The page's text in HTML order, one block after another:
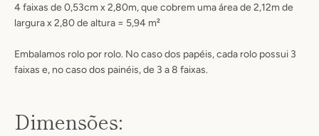
4 faixas de 0,53cm x 2,80m, que cobrem uma área de 2,12m de
largura x 2,80 de altura = 5,94 m²
Embalamos rolo por rolo. No caso dos papéis, cada rolo possui 3
faixas e, no caso dos painéis, de 3 a 8 faixas.
Dimensões: